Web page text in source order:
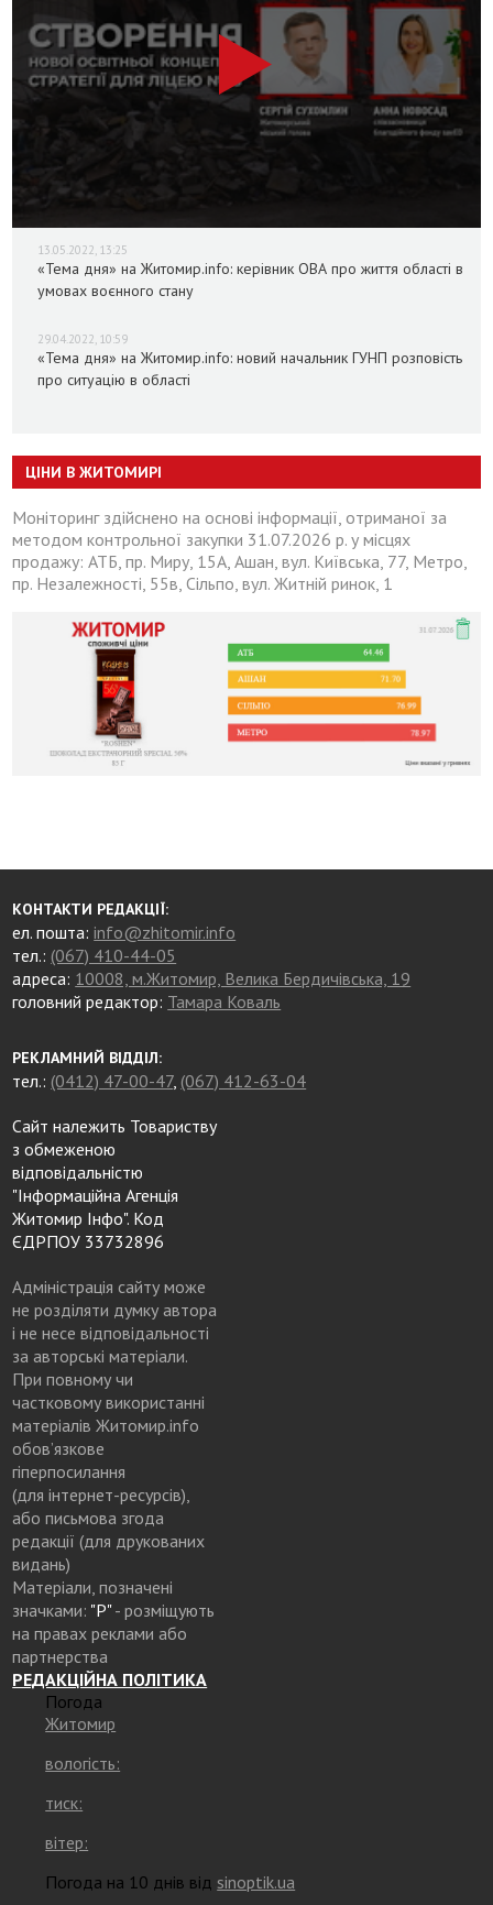
13.05.2022, 13:25
«Тема дня» на Житомир.info: керівник ОВА про життя області в
умовах воєнного стану
29.04.2022, 10:59
«Тема дня» на Житомир.info: новий начальник ГУНП розповість
про ситуацію в області
ЦІНИ В ЖИТОМИРІ
Моніторинг здійснено на основі інформації, отриманої за
методом контрольної закупки 31.07.2026 р. у місцях
продажу: АТБ, пр. Миру, 15А, Ашан, вул. Київська, 77, Метро,
пр. Незалежності, 55в, Сільпо, вул. Житній ринок, 1
КОНТАКТИ РЕДАКЦІЇ:
ел. пошта:info@zhitomir.info
тел.: (067) 410-44-05
адреса: 10008, м.Житомир, Велика Бердичівська, 19
головний редактор: Тамара Коваль
РЕКЛАМНИЙ ВІДДІЛ:
тел.: (0412) 47-00-47, (067) 412-63-04
Сайт належить Товариству
з обмеженою
відповідальністю
"Інформаційна Агенція
Житомир Інфо". Код
ЄДРПОУ 33732896
Адміністрація сайту може
не розділяти думку автора
і не несе відповідальності
за авторські матеріали.
При повному чи
частковому використанні
матеріалів Житомир.info
обов’язкове
гіперпосилання
(для інтернет-ресурсів),
або письмова згода
редакції (для друкованих
видань)
Матеріали, позначені
значками: "Р"- розміщують
на правах реклами або
партнерства
РЕДАКЦІЙНА ПОЛІТИКА
Погода
Житомир
вологість:
тиск:
вітер:
Погода на 10 днів від sinoptik.ua